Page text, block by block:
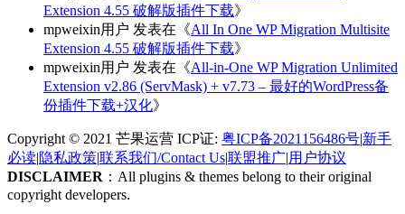
Extension 4.55 破解版插件下载》
mpweixin用户 发表在《All In One WP Migration Multisite
Extension 4.55 破解版插件下载》
mpweixin用户 发表在《All-in-One WP Migration Unlimited
Extension v2.86 (ServMask) + v7.73 – 最好的WordPress备
份插件下载+汉化》
Copyright © 2021 芒果运营 ICP证: 粤ICP备2021156486号|新手
必读|隐私政策|联系我们/Contact Us|联盟推广|用户协议
DISCLAIMER ：All plugins & themes belong to their original
copyright developers.